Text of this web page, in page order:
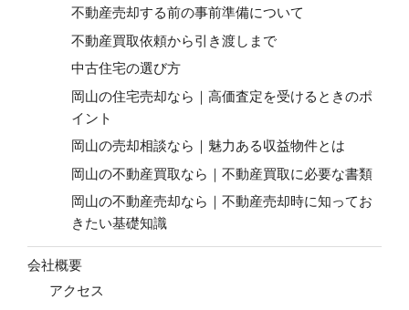
不動産売却する前の事前準備について
不動産買取依頼から引き渡しまで
中古住宅の選び方
岡山の住宅売却なら｜高価査定を受けるときのポ
イント
岡山の売却相談なら｜魅力ある収益物件とは
岡山の不動産買取なら｜不動産買取に必要な書類
岡山の不動産売却なら｜不動産売却時に知ってお
きたい基礎知識
会社概要
アクセス